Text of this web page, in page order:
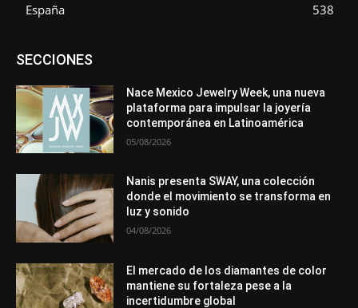
España
538
SECCIONESAsociaciones
Entrevistas
Mundo Técnico
Novedades Opiniones
Perspectiva
Premios
Secciones Sin categoría
Sucesos
Más
Nace Mexico Jewelry Week, una nueva
plataforma para impulsar la joyería
contemporánea en Latinoamérica
05/08/2026
Nanis presenta SWAY, una colección
donde el movimiento se transforma en
luz y sonido
04/08/2026
El mercado de los diamantes de color
mantiene su fortaleza pese a la
incertidumbre global